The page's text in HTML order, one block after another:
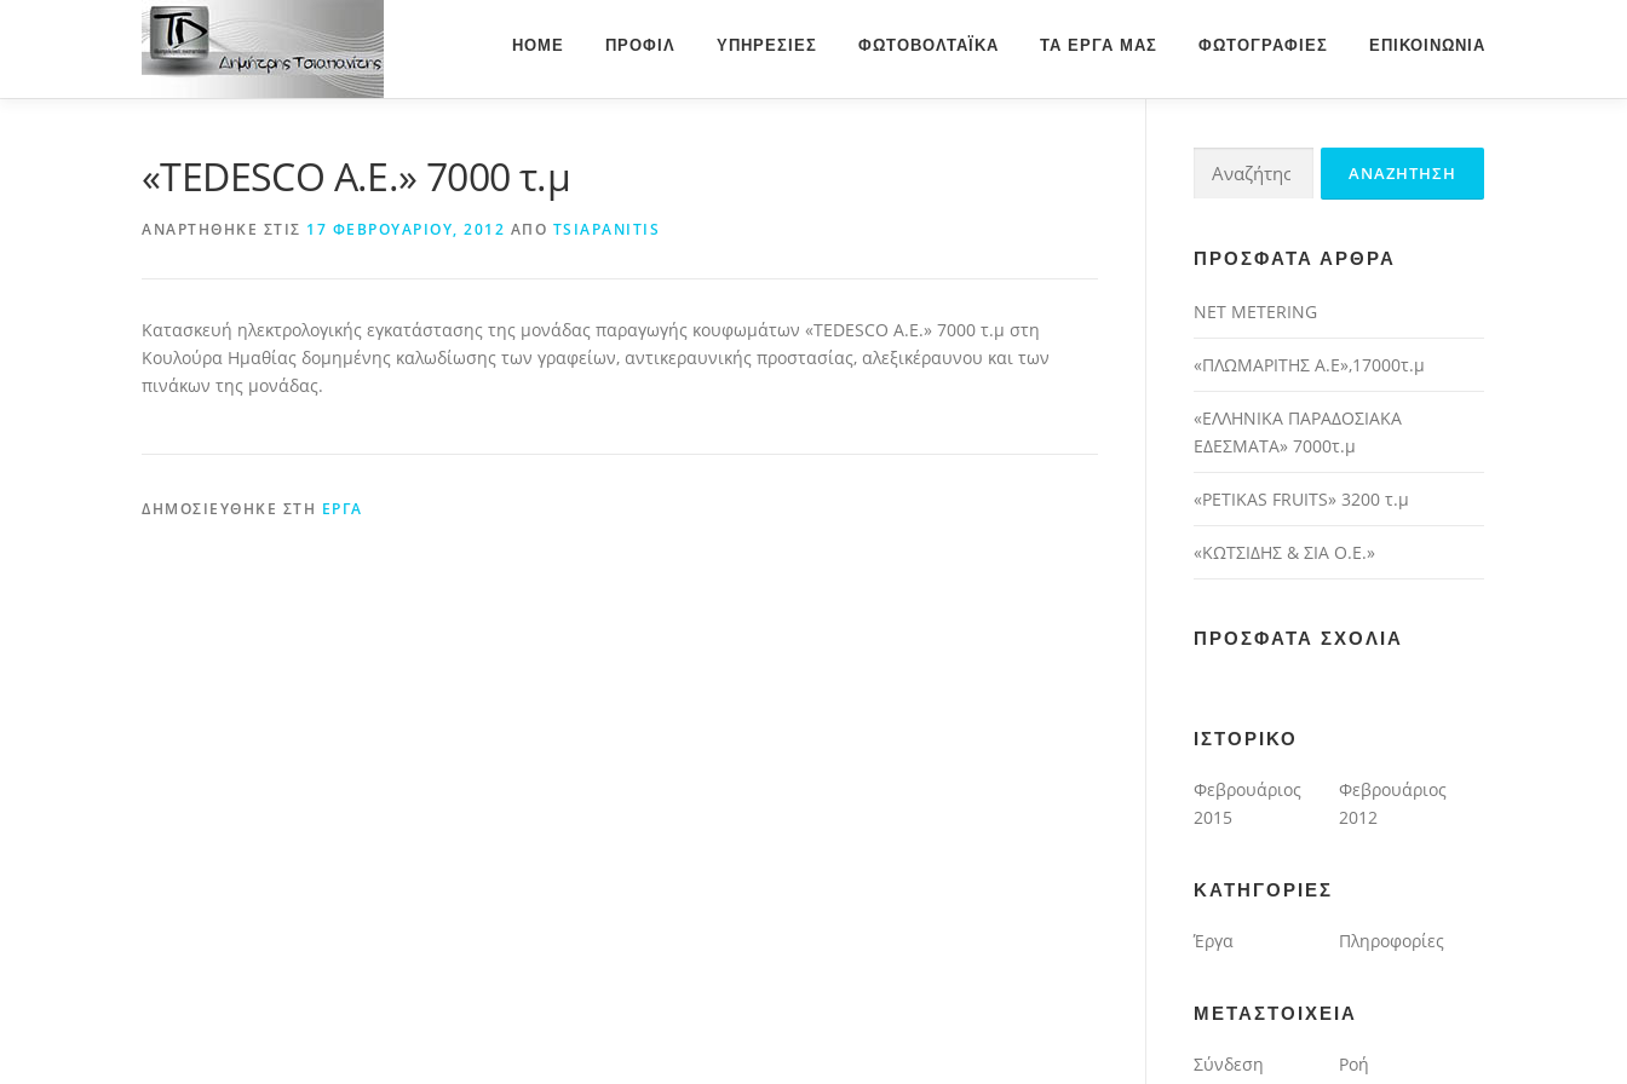
HOME ΠΡΟΦΊΛ ΥΠΗΡΕΣΊΕΣ ΦΩΤΟΒΟΛΤΑΪΚΆ ΤΑ ΈΡΓΑ ΜΑΣ ΦΩΤΟΓΡΑΦΊΕΣ ΕΠΙΚΟΙΝΩΝΊΑ
«TEDESCO Α.Ε.» 7000 τ.μ
ΑΝΑΡΤΉΘΗΚΕ ΣΤΙΣ 17 ΦΕΒΡΟΥΑΡΊΟΥ, 2012 ΑΠΌ TSIAPANITIS
Κατασκευή ηλεκτρολογικής εγκατάστασης της μονάδας παραγωγής κουφωμάτων «TEDESCO Α.Ε.» 7000 τ.μ στη
Κουλούρα Ημαθίας δομημένης καλωδίωσης των γραφείων, αντικεραυνικής προστασίας, αλεξικέραυνου και των
πινάκων της μονάδας.
ΔΗΜΟΣΙΕΎΘΗΚΕ ΣΤΗ ΈΡΓΑ
Αναζήτηση
για:
ΠΡΌΣΦΑΤΑ ΆΡΘΡΑ
NET METERING
«ΠΛΩΜΑΡΙΤΗΣ Α.Ε»,17000τ.μ
«ΕΛΛΗΝΙΚΑ ΠΑΡΑΔΟΣΙΑΚΑ
ΕΔΕΣΜΑΤΑ» 7000τ.μ
«PETIKAS FRUITS» 3200 τ.μ
«ΚΩΤΣΙΔΗΣ & ΣΙΑ Ο.Ε.»
ΠΡΌΣΦΑΤΑ ΣΧΌΛΙΑ
ΙΣΤΟΡΙΚΌ
Φεβρουάριος
2015
Φεβρουάριος
2012
KΑΤΗΓΟΡΊΕΣ
Έργα Πληροφορίες
ΜΕΤΑΣΤΟΙΧΕΊΑ
Σύνδεση
Ροή